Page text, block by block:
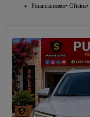
Financiamento Oficina